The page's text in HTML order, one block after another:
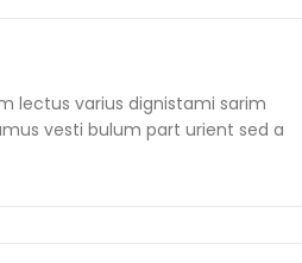
lectus varius dignistami sarim
vesti bulum part urient sed a